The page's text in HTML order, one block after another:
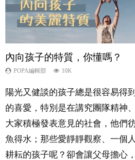
內向孩子的特質，你懂嗎？
POPA編輯部 10K
陽光又健談的孩子總是很容易得
的喜愛，特別是在講究團隊精神
大家積極發表意見的社會，他們
魚得水；那些愛靜靜觀察、一個
耕耘的孩子呢？卻會讓父母擔心
夫妻必看！經營婚姻，沒捷徑
POPA編輯部 22.9K
你是不是也曾經以為只要跟相愛
婚，就自然能走到白頭，但生了
發現事情不如你所料？ 經營婚姻
如我們想像的簡單，卻也不是大
那麼難。一起來認識婚姻的真相
新手父母不用怕
POPA編輯部 16.3K
相信許多人初為人父母，由懷孕
孩子呱呱落地，心中都有數之不
題～這裡一次過集合我們以往製
相關短片。 這段路讓我們跟你同
想孩子學好外語，點做好？
POPA編輯部 9.9K
有人話學多種語言越早開始越好
卻說一時間太多語言，會令孩子
淆，到底誰是誰非？聽聽專家怎
解開語言學習的迷思～...
孩子能力天注定？
POPA編輯部 7.9K
很多父母都希望孩子係個「叻仔叻
女」，學業別太差，日常自理井
條。這樣的孩子是萬中無一，還
熊掌，不能兼得？...